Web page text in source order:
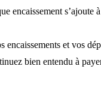
encaissement
et vos
bien entendu à